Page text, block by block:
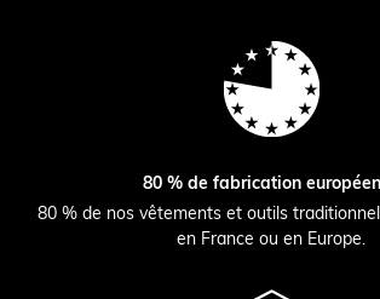
80 % de fabrication
80 % de nos vêtements et outils
en France ou en Europe.